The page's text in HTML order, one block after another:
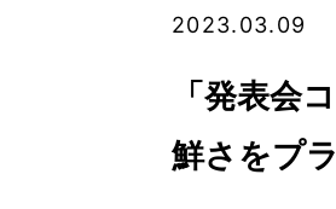
2023.03.09
「発表会
鮮さをプ